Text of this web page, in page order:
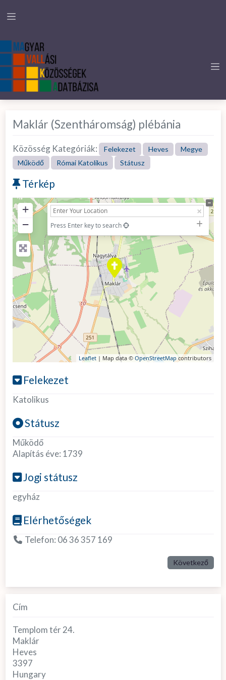
Maklár (Szentháromság) plébánia
Közösség Kategóriák: Felekezet Heves
Megye
Működő
Római Katolikus Státusz
Térkép
+
−
Press Enter key to search
Leaflet| Map data © OpenStreetMap contributors
Felekezet
Katolikus
Státusz
Működő
Alapítás éve: 1739
Jogi státusz
egyház
Elérhetőségek
Telefon: 06 36 357 169
Következő
Cím
Templom tér 24.
Maklár
Heves
3397
Hungary